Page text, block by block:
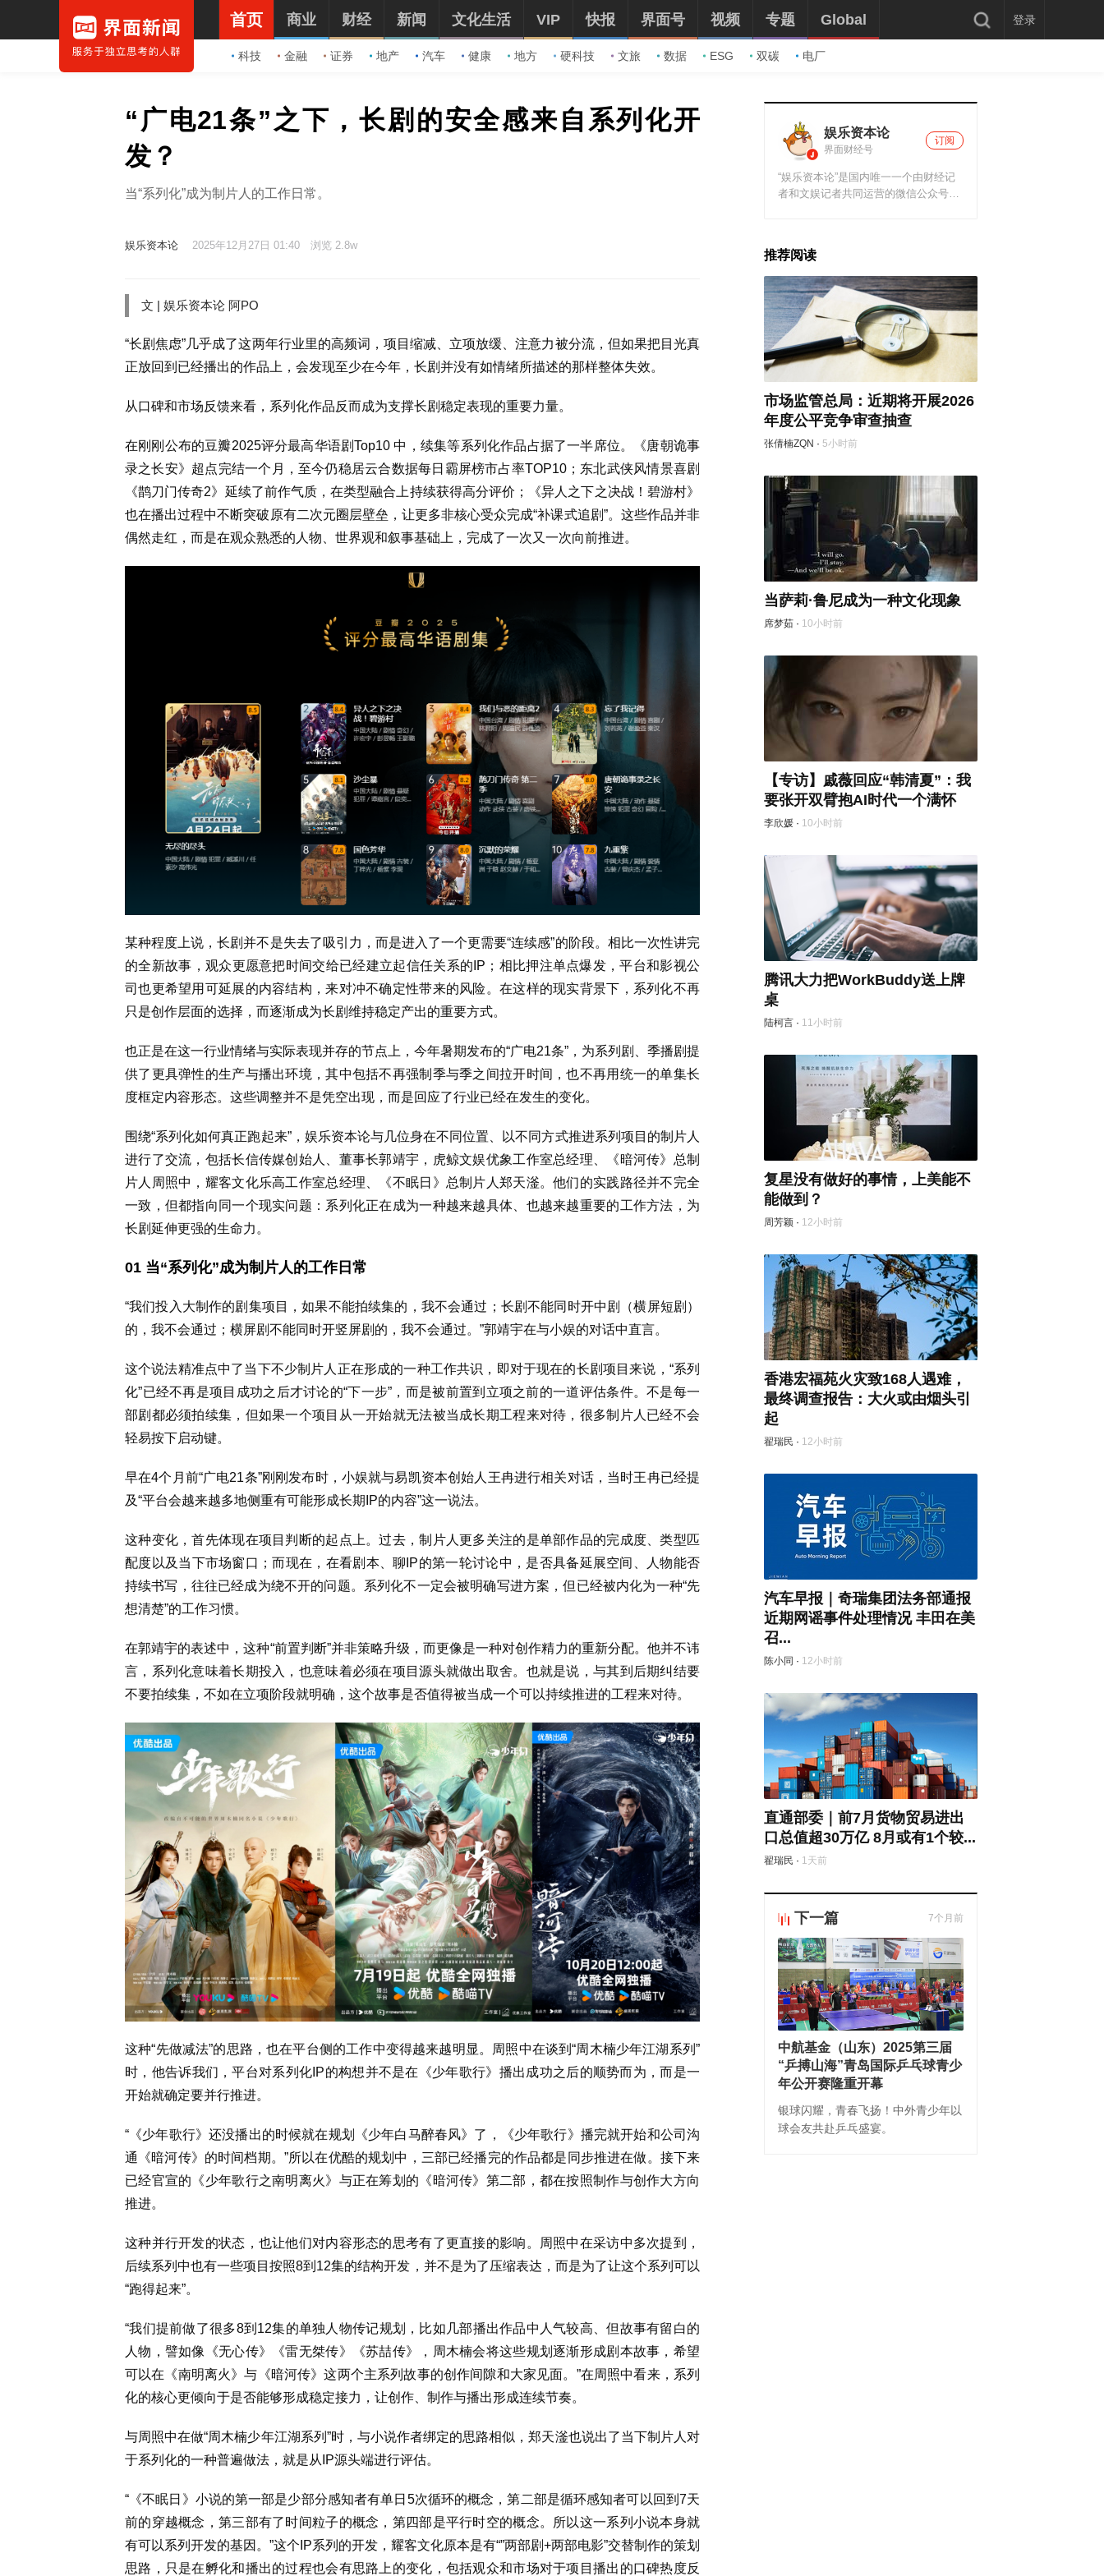
首页
科技 金融 证券 地产 汽车 健康 地方 硬科技 文旅 数据 ESG 双碳 电厂
商业 财经 新闻 文化生活 VIP 快报 界面号 视频 专题 Global 登录
“广电21条”之下，长剧的安全感来自系列化开
发？
当“系列化”成为制片人的工作日常。
娱乐资本论 2025年12月27日 01:40 浏览 2.8w
文 | 娱乐资本论 阿PO
“长剧焦虑”几乎成了这两年行业里的高频词，项目缩减、立项放缓、注意力被分流，但如果把目光真
正放回到已经播出的作品上，会发现至少在今年，长剧并没有如情绪所描述的那样整体失效。
从口碑和市场反馈来看，系列化作品反而成为支撑长剧稳定表现的重要力量。
在刚刚公布的豆瓣2025评分最高华语剧Top10 中，续集等系列化作品占据了一半席位。《唐朝诡事
录之长安》超点完结一个月，至今仍稳居云合数据每日霸屏榜市占率TOP10；东北武侠风情景喜剧
《鹊刀门传奇2》延续了前作气质，在类型融合上持续获得高分评价；《异人之下之决战！碧游村》
也在播出过程中不断突破原有二次元圈层壁垒，让更多非核心受众完成“补课式追剧”。这些作品并非
偶然走红，而是在观众熟悉的人物、世界观和叙事基础上，完成了一次又一次向前推进。
某种程度上说，长剧并不是失去了吸引力，而是进入了一个更需要“连续感”的阶段。相比一次性讲完
的全新故事，观众更愿意把时间交给已经建立起信任关系的IP；相比押注单点爆发，平台和影视公
司也更希望用可延展的内容结构，来对冲不确定性带来的风险。在这样的现实背景下，系列化不再
只是创作层面的选择，而逐渐成为长剧维持稳定产出的重要方式。
也正是在这一行业情绪与实际表现并存的节点上，今年暑期发布的“广电21条”，为系列剧、季播剧提
供了更具弹性的生产与播出环境，其中包括不再强制季与季之间拉开时间，也不再用统一的单集长
度框定内容形态。这些调整并不是凭空出现，而是回应了行业已经在发生的变化。
围绕“系列化如何真正跑起来”，娱乐资本论与几位身在不同位置、以不同方式推进系列项目的制片人
进行了交流，包括长信传媒创始人、董事长郭靖宇，虎鲸文娱优象工作室总经理、《暗河传》总制
片人周照中，耀客文化乐高工作室总经理、《不眠日》总制片人郑天滏。他们的实践路径并不完全
一致，但都指向同一个现实问题：系列化正在成为一种越来越具体、也越来越重要的工作方法，为
长剧延伸更强的生命力。
01 当“系列化”成为制片人的工作日常
“我们投入大制作的剧集项目，如果不能拍续集的，我不会通过；长剧不能同时开中剧（横屏短剧）
的，我不会通过；横屏剧不能同时开竖屏剧的，我不会通过。”郭靖宇在与小娱的对话中直言。
这个说法精准点中了当下不少制片人正在形成的一种工作共识，即对于现在的长剧项目来说，“系列
化”已经不再是项目成功之后才讨论的“下一步”，而是被前置到立项之前的一道评估条件。不是每一
部剧都必须拍续集，但如果一个项目从一开始就无法被当成长期工程来对待，很多制片人已经不会
轻易按下启动键。
早在4个月前“广电21条”刚刚发布时，小娱就与易凯资本创始人王冉进行相关对话，当时王冉已经提
及“平台会越来越多地侧重有可能形成长期IP的内容”这一说法。
这种变化，首先体现在项目判断的起点上。过去，制片人更多关注的是单部作品的完成度、类型匹
配度以及当下市场窗口；而现在，在看剧本、聊IP的第一轮讨论中，是否具备延展空间、人物能否
持续书写，往往已经成为绕不开的问题。系列化不一定会被明确写进方案，但已经被内化为一种“先
想清楚”的工作习惯。
在郭靖宇的表述中，这种“前置判断”并非策略升级，而更像是一种对创作精力的重新分配。他并不讳
言，系列化意味着长期投入，也意味着必须在项目源头就做出取舍。也就是说，与其到后期纠结要
不要拍续集，不如在立项阶段就明确，这个故事是否值得被当成一个可以持续推进的工程来对待。
这种“先做减法”的思路，也在平台侧的工作中变得越来越明显。周照中在谈到“周木楠少年江湖系列”
时，他告诉我们，平台对系列化IP的构想并不是在《少年歌行》播出成功之后的顺势而为，而是一
开始就确定要并行推进。
“《少年歌行》还没播出的时候就在规划《少年白马醉春风》了，《少年歌行》播完就开始和公司沟
通《暗河传》的时间档期。”所以在优酷的规划中，三部已经播完的作品都是同步推进在做。接下来
已经官宣的《少年歌行之南明离火》与正在筹划的《暗河传》第二部，都在按照制作与创作大方向
推进。
这种并行开发的状态，也让他们对内容形态的思考有了更直接的影响。周照中在采访中多次提到，
后续系列中也有一些项目按照8到12集的结构开发，并不是为了压缩表达，而是为了让这个系列可以
“跑得起来”。
“我们提前做了很多8到12集的单独人物传记规划，比如几部播出作品中人气较高、但故事有留白的
人物，譬如像《无心传》《雷无桀传》《苏喆传》，周木楠会将这些规划逐渐形成剧本故事，希望
可以在《南明离火》与《暗河传》这两个主系列故事的创作间隙和大家见面。”在周照中看来，系列
化的核心更倾向于是否能够形成稳定接力，让创作、制作与播出形成连续节奏。
与周照中在做“周木楠少年江湖系列”时，与小说作者绑定的思路相似，郑天滏也说出了当下制片人对
于系列化的一种普遍做法，就是从IP源头端进行评估。
“《不眠日》小说的第一部是少部分感知者有单日5次循环的概念，第二部是循环感知者可以回到7天
前的穿越概念，第三部有了时间粒子的概念，第四部是平行时空的概念。所以这一系列小说本身就
有可以系列开发的基因。”这个IP系列的开发，耀客文化原本是有“”两部剧+两部电影”交替制作的策划
思路，只是在孵化和播出的过程也会有思路上的变化，包括观众和市场对于项目播出的口碑热度反
娱乐资本论
界面财经号
订阅
“娱乐资本论”是国内唯一一个由财经记
者和文娱记者共同运营的微信公众号，
本，跟投资界的人谈八卦，觥筹交错之
间，贩卖一点信息不对称，为传媒圈朋
友打造的一个资源共享平台。
推荐阅读
市场监管总局：近期将开展2026
年度公平竞争审查抽查
张倩楠ZQN · 5小时前
当萨莉·鲁尼成为一种文化现象
席梦茹 · 10小时前
【专访】戚薇回应“韩清夏”：我
要张开双臂抱AI时代一个满怀
李欣媛 · 10小时前
腾讯大力把WorkBuddy送上牌
桌
陆柯言 · 11小时前
复星没有做好的事情，上美能不
能做到？
周芳颖 · 12小时前
香港宏福苑火灾致168人遇难，
最终调查报告：大火或由烟头引
起
翟瑞民 · 12小时前
汽车早报｜奇瑞集团法务部通报
近期网谣事件处理情况 丰田在美
召...
陈小同 · 12小时前
直通部委｜前7月货物贸易进出
口总值超30万亿 8月或有1个较...
翟瑞民 · 1天前
下一篇 7个月前
中航基金（山东）2025第三届
“乒搏山海”青岛国际乒乓球青少
年公开赛隆重开幕
银球闪耀，青春飞扬！中外青少年以
球会友共赴乒乓盛宴。